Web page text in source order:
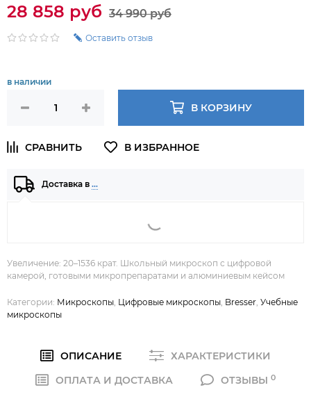
28 858 руб 34 990 руб
Оставить отзыв
в наличии
В КОРЗИНУ
Доставка в …
Увеличение: 20–1536 крат. Школьный микроскоп с цифровой
камерой, готовыми микропрепаратами и алюминиевым кейсом
Категории: Микроскопы Цифровые микроскопы Bresser Учебные
микроскопы
ОПИСАНИЕ
ХАРАКТЕРИСТИКИ
ОПЛАТА И ДОСТАВКА
ОТЗЫВЫ 0